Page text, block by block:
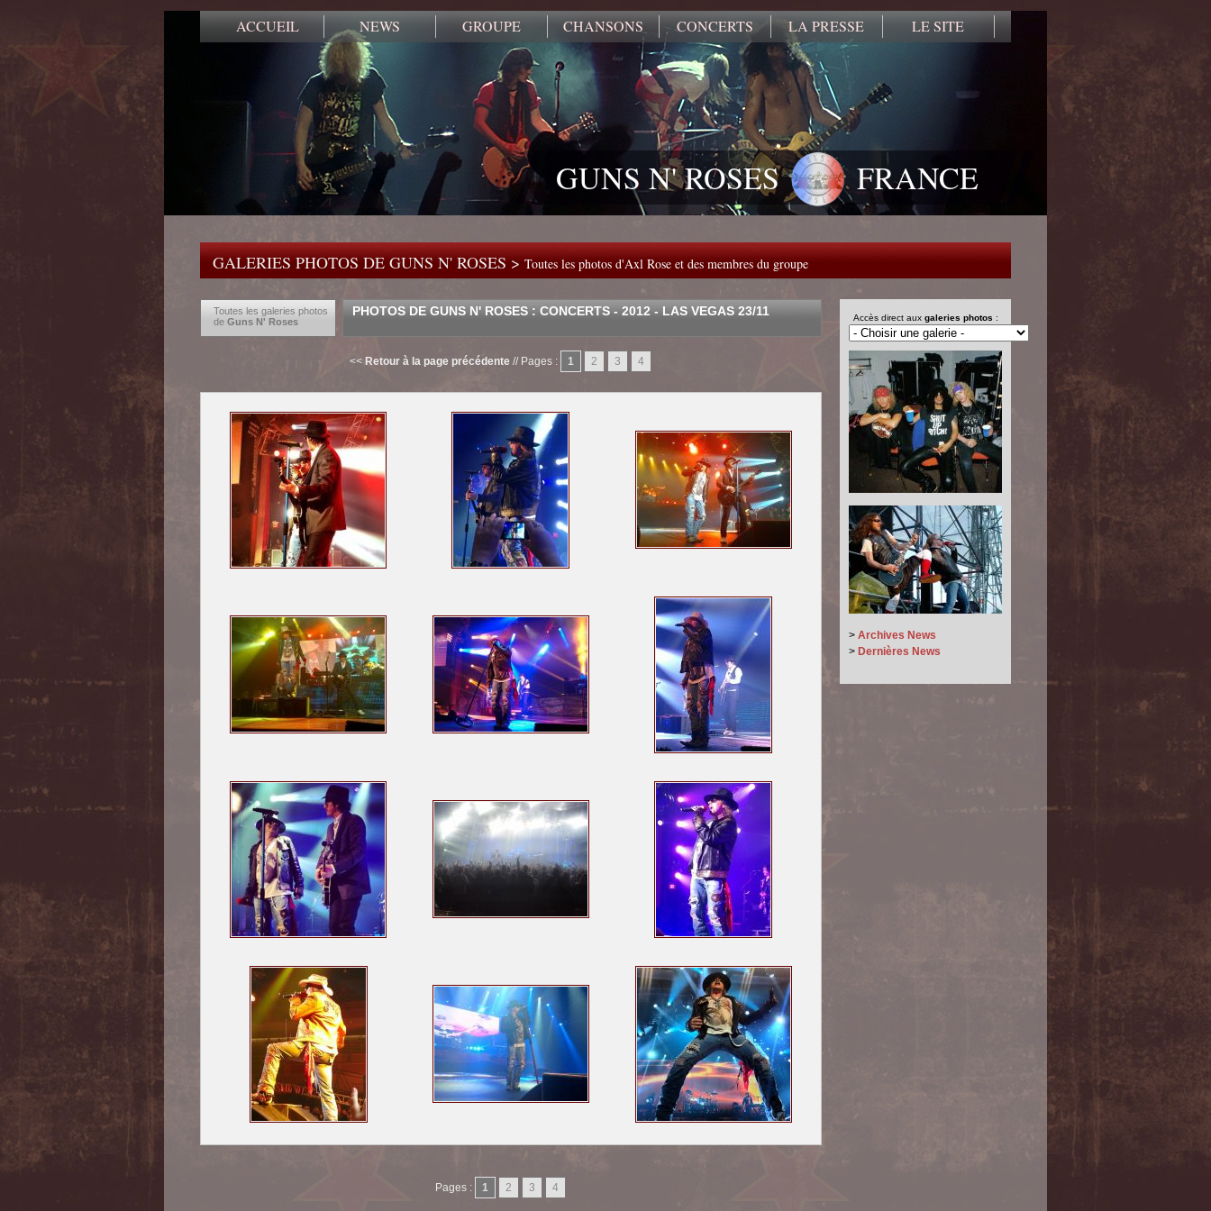
ACCUEIL NEWS GROUPE CHANSONS CONCERTS LA PRESSE LE SITE
GUNS N' ROSES FRANCE
GALERIES PHOTOS DE GUNS N' ROSES > Toutes les photos d'Axl Rose et des membres du groupe
Toutes les galeries photos
de Guns N' Roses
PHOTOS DE GUNS N' ROSES : CONCERTS - 2012 - LAS VEGAS 23/11
<< Retour à la page précédente // Pages : 1 2 3 4
Pages : 1 2 3 4
Accès direct aux galeries photos :
> Archives News
> Dernières News